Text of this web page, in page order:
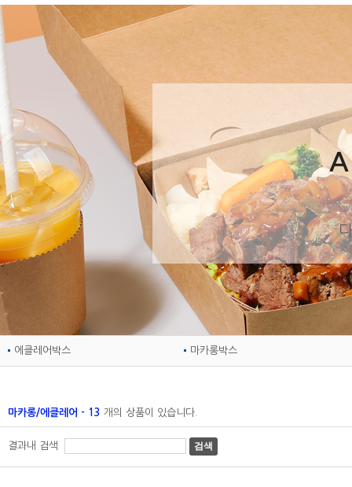
에클레어박스 마카롱박스
마카롱/에클레어 - 13 개의 상품이 있습니다.
결과내 검색 검색